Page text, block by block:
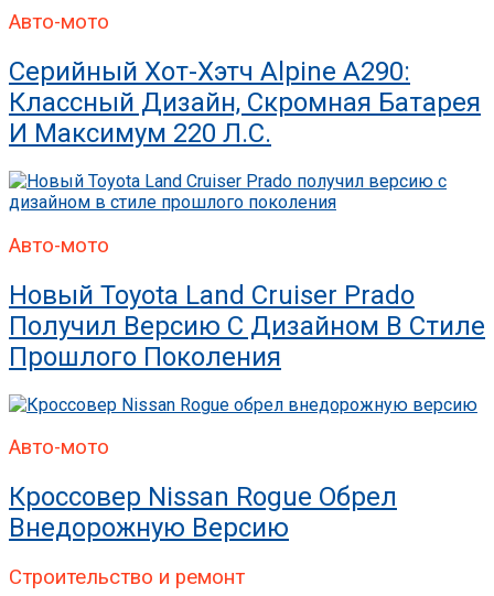
Авто-мото
Серийный Хот-Хэтч Alpine A290:
Классный Дизайн, Скромная Батарея
И Максимум 220 Л.с.
Авто-мото
Новый Toyota Land Cruiser Prado
Получил Версию С Дизайном В Стиле
Прошлого Поколения
Авто-мото
Кроссовер Nissan Rogue Обрел
Внедорожную Версию
Строительство и ремонт